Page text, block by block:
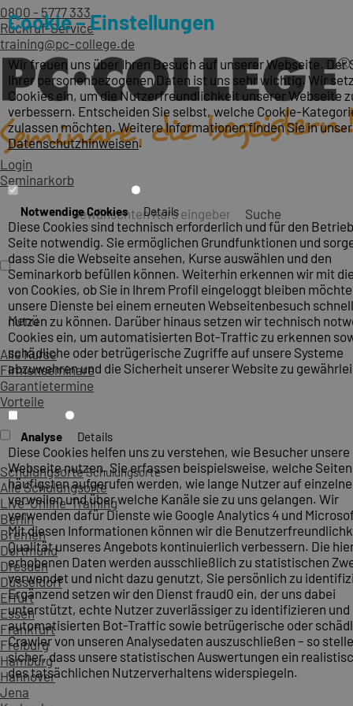
0800 - 5777 333
Rückruf-Service
training@pc-college.de
Login
Seminarkorb
Suche
Menü
Alle Kurse
Firmenseminare
Garantietermine
Vorteile
SchulungsorteSchulungsorte
Alle Schulungsorte
Live-Online-Training
Berlin
Bremen
Dortmund
Dresden
Düsseldorf
Erfurt
Essen
Frankfurt
Freiburg
Hamburg
Hannover
Jena
Cookie – Einstellungen
Wir freuen uns über Ihren Besuch auf unserer Webseite. Der
Ihrer personenbezogenen Daten ist uns sehr wichtig. Wir
Cookies ein, um die Nutzerfreundlichkeit unserer Webseite
verbessern. Entscheiden Sie selbst, welche Cookie-
zulassen möchten. Weitere Informationen finden Sie in
Datenschutzhinweisen.
Notwendige Cookies Details
Diese Cookies sind technisch erforderlich und für den
Seite notwendig. Sie ermöglichen Grundfunktionen und
dass Sie die Webseite ansehen, Kurse auswählen und den
Seminarkorb befüllen können. Weiterhin erkennen wir mit
von Cookies, ob Sie in Ihrem Profil eingeloggt bleiben
unsere Dienste bei einem erneuten Webseitenbesuch
nutzen zu können. Darüber hinaus setzen wir technisch
Cookies ein, um automatisierten Bot-Traffic zu erkennen
schädliche oder betrügerische Zugriffe auf unsere Systeme
abzuwehren und die Sicherheit unserer Website zu
Analyse Details
Diese Cookies helfen uns zu verstehen, wie Besucher unsere
Webseite nutzen. Sie erfassen beispielsweise, welche
häufigsten aufgerufen werden, wie lange Nutzer auf
verweilen und über welche Kanäle sie zu uns gelangen. Wir
verwenden dafür Dienste wie Google Analytics 4 und
Mit diesen Informationen können wir die
Qualität unseres Angebots kontinuierlich verbessern. Die
erhobenen Daten werden ausschließlich zu statistischen
verwendet und nicht dazu genutzt, Sie persönlich zu
Ergänzend setzen wir den Dienst fraud0 ein, der uns dabei
unterstützt, echte Nutzer zuverlässiger zu identifizieren und
automatisierten Bot-Traffic sowie betrügerische oder
Crawler von unseren Analysedaten auszuschließen – so
sicher, dass unsere statistischen Auswertungen ein
des tatsächlichen Nutzerverhaltens widerspiegeln.